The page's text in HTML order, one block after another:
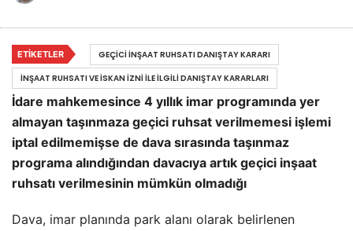
İdare mahkemesince 4 yıllık imar programında yer
almayan taşınmaza geçici ruhsat verilmemesi işlemi
iptal edilmemişse de dava sırasında taşınmaz
programa alındığından davacıya artık geçici inşaat
ruhsatı verilmesinin mümkün olmadığı
Dava, imar planında park alanı olarak belirlenen
ETIKETLER
GEÇICI İNŞAAT RUHSATI DANIŞTAY KARARI
İNŞAAT RUHSATI VE İSKAN İZNI ILE İLGILI DANIŞTAY KARARLARI